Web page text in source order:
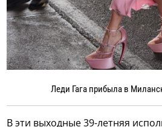
Леди Гага прибыла в
В эти выходные 39-летняя